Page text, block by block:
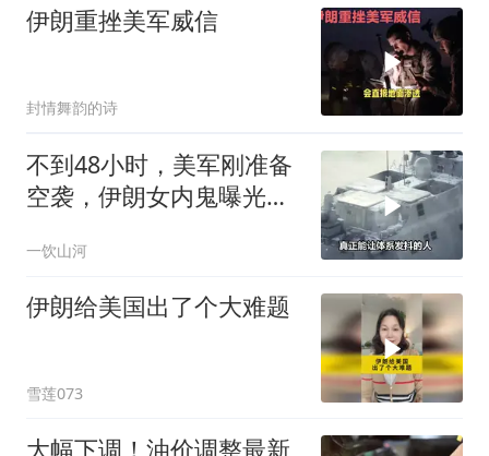
伊朗重挫美军威信
封情舞韵的诗
不到48小时，美军刚准备
空袭，伊朗女内鬼曝光，
一饮山河
伊朗给美国出了个大难题
雪莲073
大幅下调！油价调整最新